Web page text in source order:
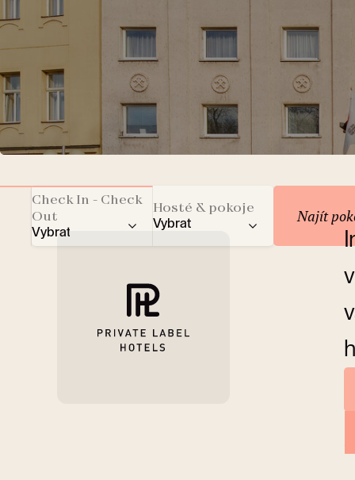
Check In - Check
Out
Vybrat
Hosté & pokoje
Vybrat
Děti
Najít